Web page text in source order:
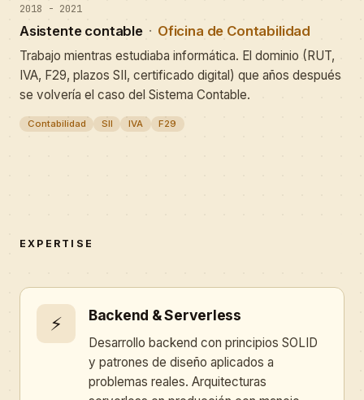
2018 - 2021
Asistente contable · Oficina de Contabilidad
Trabajo mientras estudiaba informática. El dominio (RUT,
IVA, F29, plazos SII, certificado digital) que años después
se volvería el caso del Sistema Contable.
Contabilidad SII IVA F29
EXPERTISE
⚡ Backend & Serverless
Desarrollo backend con principios SOLID
y patrones de diseño aplicados a
problemas reales. Arquitecturas